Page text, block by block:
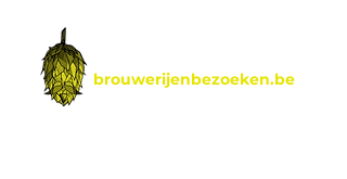
brouwerijenbezoeken.be